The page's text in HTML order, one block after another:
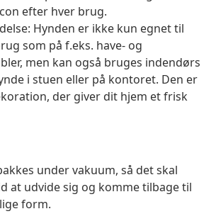
efter hver brug.
Hynden er ikke kun egnet til
som på f.eks. have- og
men kan også bruges indendørs
i stuen eller på kontoret. Den er
der giver dit hjem et frisk
under vakuum, så det skal
at udvide sig og komme tilbage til
form.